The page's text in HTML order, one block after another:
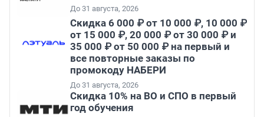
До 31 августа, 2026
Скидка 6 000 ₽ от 10 000 ₽, 10 000 ₽
от 15 000 ₽, 20 000 ₽ от 30 000 ₽ и
35 000 ₽ от 50 000 ₽ на первый и
все повторные заказы по
промокоду НАБЕРИ
До 31 августа, 2026
Скидка 10% на ВО и СПО в первый
год обучения